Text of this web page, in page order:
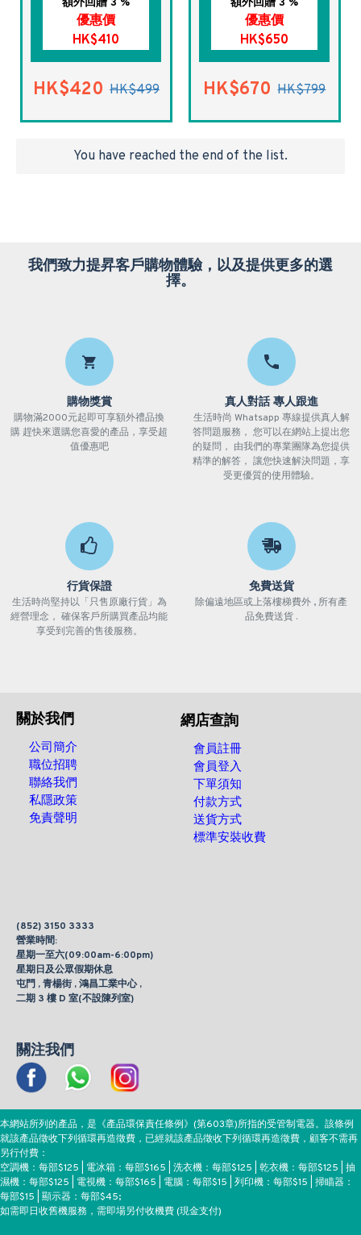
優惠價
HK$410
HK$420 HK$499
優惠價
HK$650
HK$670 HK$799
You have reached the end of the list.
我們致力提昇客戶購物體驗，以及提供更多的選
擇。
購物獎賞
購物滿2000元起即可享額外禮品換
購 趕快來選購您喜愛的產品，享受超
值優惠吧
真人對話 專人跟進
生活時尚 Whatsapp 專線提供真人解
答問題服務， 您可以在網站上提出您
的疑問， 由我們的專業團隊為您提供
精準的解答， 讓您快速解決問題，享
受更優質的使用體驗。
行貨保證
生活時尚堅持以「只售原廠行貨」為
經營理念， 確保客戶所購買產品均能
享受到完善的售後服務。
免費送貨
除偏遠地區或上落樓梯費外 , 所有產
品免費送貨 .
關於我們
公司簡介
職位招聘
聯絡我們
私隱政策
免責聲明
網店查詢
會員註冊
會員登入
下單須知
付款方式
送貨方式
標準安裝收費
(852) 3150 3333
營業時間:
星期一至六(09:00am-6:00pm)
星期日及公眾假期休息
屯門 , 青楊街 , 鴻昌工業中心 ,
二期 3 樓 D 室(不設陳列室)
關注我們
本網站所列的產品，是《產品環保責任條例》(第603章)所指的受管制電器。該條例
就該產品徵收下列循環再造徵費，已經就該產品徵收下列循環再造徵費，顧客不需再
另行付費：
空調機：每部$125 | 電冰箱：每部$165 | 洗衣機：每部$125 | 乾衣機：每部$125 | 抽
濕機：每部$125 | 電視機：每部$165 | 電腦：每部$15 | 列印機：每部$15 | 掃瞄器：
每部$15 | 顯示器：每部$45;
如需即日收舊機服務，需即場另付收機費 (現金支付)